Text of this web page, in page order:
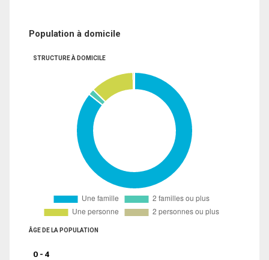
Population à domicile
STRUCTURE À DOMICILE
ÂGE DE LA POPULATION
0 - 4